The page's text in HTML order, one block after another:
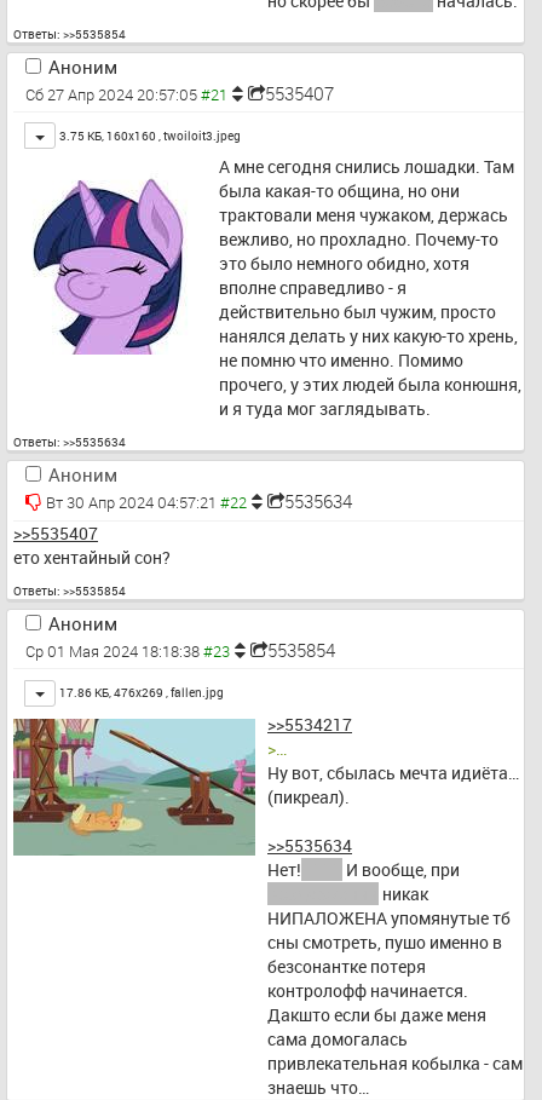
Ответы: >>5535854
Аноним
Сб 27 Апр 2024 20:57:05 5535407
Toggle
3.75 КБ, 160x160 ,twoiloit3.jpeg
А мне сегодня снились лошадки. Там
была какая-то община, но они
трактовали меня чужаком, держась
вежливо, но прохладно. Почему-то
это было немного обидно, хотя
вполне справедливо - я
действительно был чужим, просто
нанялся делать у них какую-то хрень,
не помню что именно. Помимо
прочего, у этих людей была конюшня,
и я туда мог заглядывать.
Ответы: >>5535634
Аноним
Вт 30 Апр 2024 04:57:21 5535634
>>5535407
ето хентайный сон?
Ответы: >>5535854
Аноним
Ср 01 Мая 2024 18:18:38 5535854
Toggle
17.86 КБ, 476x269 ,fallen.jpg
>>5534217
>…
Ну вот, сбылась мечта идиёта…
(пикреал).
>>5535634
Нет!
никак
НИПАЛОЖЕНА упомянутые тб
сны смотреть, пушо именно в
безсонантке потеря
контролофф начинается.
Дакшто если бы даже меня
сама домогалась
привлекательная кобылка - сам
знаешь что…